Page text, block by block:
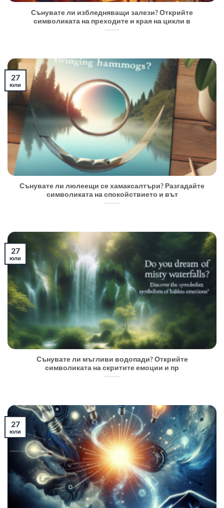
Сънувате ли избледняващи залези? Открийте
символиката на преходите и края на цикли в
Сънувате ли люлеещи се хамаксалтъри? Разгадайте
символиката на спокойствието и вът
27
юли
Сънувате ли мъгливи водопади? Открийте
символиката на скритите емоции и пр
27
юли
27
юли